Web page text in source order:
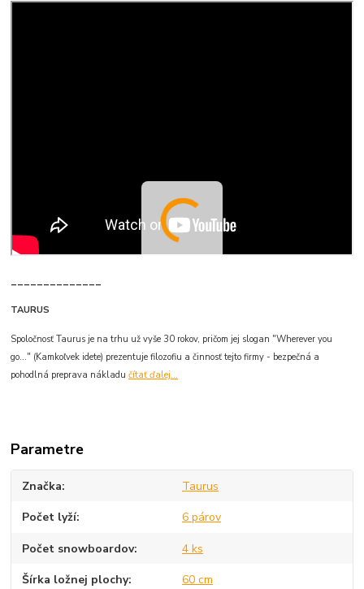
TAURUS
Spoločnosť Taurus je na trhu už vyše 30 rokov, pričom jej slogan "Wherever you
go..." (Kamkoľvek idete) prezentuje filozofiu a činnosť tejto firmy - bezpečná a
pohodlná preprava nákladučítať ďalej...
Parametre
Značka Taurus
Počet lyží 6 párov
Počet snowboardov 4 ks
Šírka ložnej plochy 60 cm